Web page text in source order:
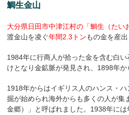
鯛生金山
大分県日田市中津江村の「鯛生（たい
渡金山を凌ぐ年間2.3トンもの金を産
1984年に行商人が拾った金を含む白
けとなり金鉱脈が発見され、1898年か
1918年からはイギリス人のハンス・
掘が始められ海外からも多くの人が集
金郷）」と呼ばれました。1938年に